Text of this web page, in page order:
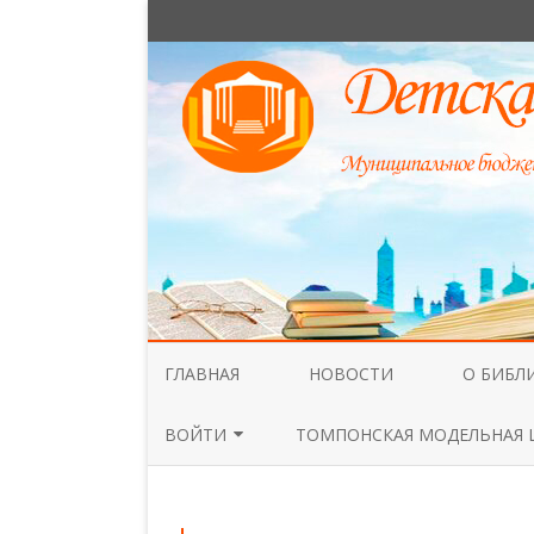
ГЛАВНАЯ НОВОСТИ О
НАШИ
ВОЙТИ ТОМПОНСКАЯ МОДЕЛЬНАЯ